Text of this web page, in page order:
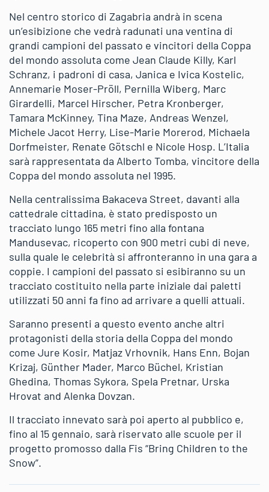
Nel centro storico di Zagabria andrà in scena
un’esibizione che vedrà radunati una ventina di
grandi campioni del passato e vincitori della Coppa
del mondo assoluta come Jean Claude Killy, Karl
Schranz, i padroni di casa, Janica e Ivica Kostelic,
Annemarie Moser-Pröll, Pernilla Wiberg, Marc
Girardelli, Marcel Hirscher, Petra Kronberger,
Tamara McKinney, Tina Maze, Andreas Wenzel,
Michele Jacot Herry, Lise-Marie Morerod, Michaela
Dorfmeister, Renate Götschl e Nicole Hosp. L’Italia
sarà rappresentata da Alberto Tomba, vincitore della
Coppa del mondo assoluta nel 1995.
Nella centralissima Bakaceva Street, davanti alla
cattedrale cittadina, è stato predisposto un
tracciato lungo 165 metri fino alla fontana
Mandusevac, ricoperto con 900 metri cubi di neve,
sulla quale le celebrità si affronteranno in una gara a
coppie. I campioni del passato si esibiranno su un
tracciato costituito nella parte iniziale dai paletti
utilizzati 50 anni fa fino ad arrivare a quelli attuali.
Saranno presenti a questo evento anche altri
protagonisti della storia della Coppa del mondo
come Jure Kosir, Matjaz Vrhovnik, Hans Enn, Bojan
Krizaj, Günther Mader, Marco Büchel, Kristian
Ghedina, Thomas Sykora, Spela Pretnar, Urska
Hrovat and Alenka Dovzan.
Il tracciato innevato sarà poi aperto al pubblico e,
fino al 15 gennaio, sarà riservato alle scuole per il
progetto promosso dalla Fis “Bring Children to the
Snow”.